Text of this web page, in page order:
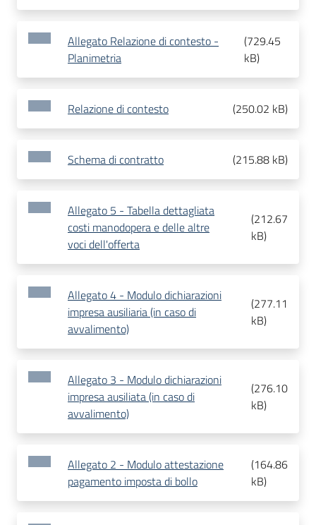
Allegato Relazione di contesto -
Planimetria
(729.45
kB)
Relazione di contesto (250.02 kB)
Schema di contratto (215.88 kB)
Allegato 5 - Tabella dettagliata
costi manodopera e delle altre
voci dell'offerta
(212.67
kB)
Allegato 4 - Modulo dichiarazioni
impresa ausiliaria (in caso di
avvalimento)
(277.11
kB)
Allegato 3 - Modulo dichiarazioni
impresa ausiliata (in caso di
avvalimento)
(276.10
kB)
Allegato 2 - Modulo attestazione
pagamento imposta di bollo
(164.86
kB)